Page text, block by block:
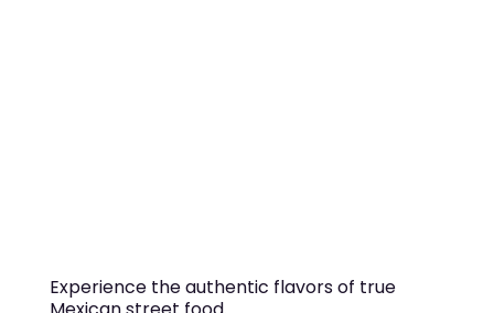
Experience the authentic flavors of true